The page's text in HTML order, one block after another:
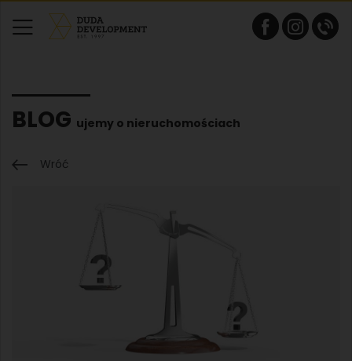
BLOG ujemy o nieruchomościach
Wróć